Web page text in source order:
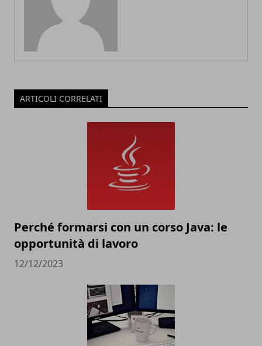
ARTICOLI CORRELATI
Perché formarsi con un corso Java: le
opportunità di lavoro
12/12/2023